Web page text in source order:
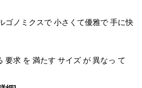
ゴノミクスで 小さくて優雅で 手に快
要求 を 満たす サイズ が 異なっ て